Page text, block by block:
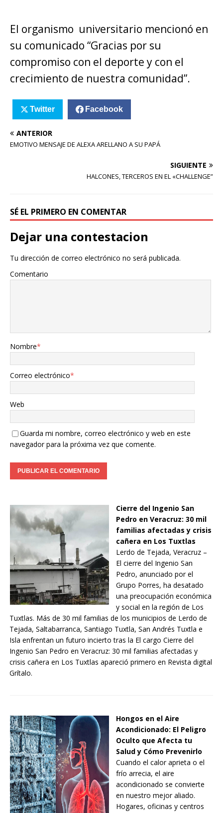
El organismo universitario mencionó en
su comunicado “Gracias por su
compromiso con el deporte y con el
crecimiento de nuestra comunidad”.
Twitter Facebook
ANTERIOR
EMOTIVO MENSAJE DE ALEXA ARELLANO A SU PAPÁ
SIGUIENTE
HALCONES, TERCEROS EN EL «CHALLENGE”
SÉ EL PRIMERO EN COMENTAR
Dejar una contestacion
Tu dirección de correo electrónico no será publicada.
Comentario
Nombre*
Correo electrónico*
Web
Guarda mi nombre, correo electrónico y web en este
navegador para la próxima vez que comente.
Cierre del Ingenio San
Pedro en Veracruz: 30 mil
familias afectadas y crisis
cañera en Los Tuxtlas
Lerdo de Tejada, Veracruz –
El cierre del Ingenio San
Pedro, anunciado por el
Grupo Porres, ha desatado
una preocupación económica
y social en la región de Los
Tuxtlas. Más de 30 mil familias de los municipios de Lerdo de
Tejada, Saltabarranca, Santiago Tuxtla, San Andrés Tuxtla e
Isla enfrentan un futuro incierto tras la El cargo Cierre del
Ingenio San Pedro en Veracruz: 30 mil familias afectadas y
crisis cañera en Los Tuxtlas apareció primero en Revista digital
Grítalo.
Hongos en el Aire
Acondicionado: El Peligro
Oculto que Afecta tu
Salud y Cómo Prevenirlo
Cuando el calor aprieta o el
frío arrecia, el aire
acondicionado se convierte
en nuestro mejor aliado.
Hogares, oficinas y centros